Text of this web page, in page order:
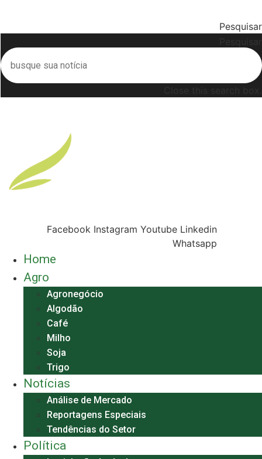
Pesquisar
Facebook Instagram Youtube Linkedin
Whatsapp
Home
Agro
Agronegócio
Algodão
Café
Milho
Soja
Trigo
Notícias
Análise de Mercado
Reportagens Especiais
Tendências do Setor
Política